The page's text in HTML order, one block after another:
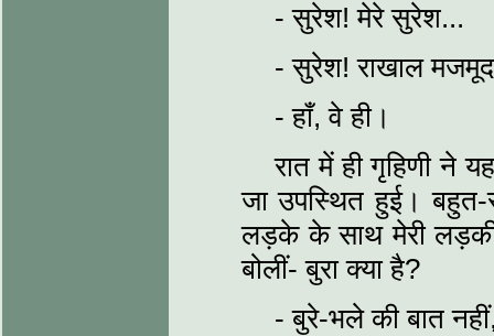
- सुरेश! मेरे सुरेश...
- सुरेश! राखाल
- हाँ, वे ही।
रात में ही गृहिणी ने
जा उपस्थित हुई। बहुत-
लड़के के साथ मेरी लड़की
बोलीं- बुरा क्या है?
- बुरे-भले की बात नहीं,